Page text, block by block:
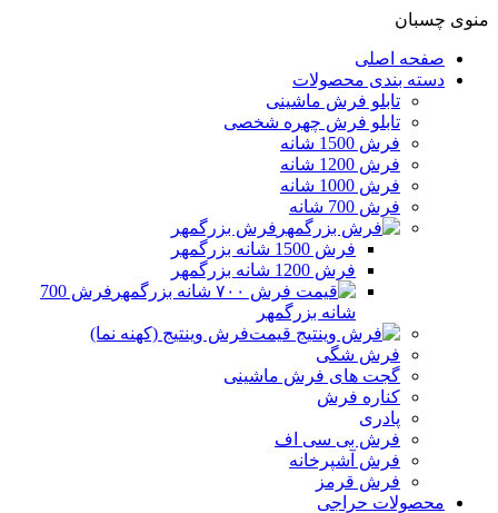
منوی چسبان
صفحه اصلی
دسته بندی محصولات
تابلو فرش ماشینی
تابلو فرش چهره شخصی
فرش 1500 شانه
فرش 1200 شانه
فرش 1000 شانه
فرش 700 شانه
فرش بزرگمهر
فرش 1500 شانه بزرگمهر
فرش 1200 شانه بزرگمهر
فرش 700
شانه بزرگمهر
فرش وینتیج (کهنه نما)
فرش شگی
گجت های فرش ماشینی
کناره فرش
پادری
فرش بی سی اف
فرش آشپرخانه
فرش قرمز
محصولات حراجی